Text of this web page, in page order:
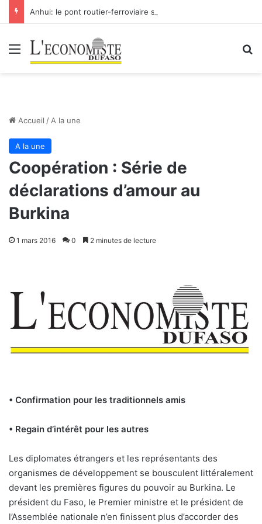
Menu
Accueil / A la une
A la une
Coopération : Série de
déclarations d’amour au
Burkina
1 mars 2016 0 2 minutes de lecture
• Confirmation pour les traditionnels amis
• Regain d’intérêt pour les autres
Les diplomates étrangers et les représentants des
organismes de développement se bousculent littéralement
devant les premières figures du pouvoir au Burkina. Le
président du Faso, le Premier ministre et le président de
l’Assemblée nationale n’en finissent plus d’accorder des